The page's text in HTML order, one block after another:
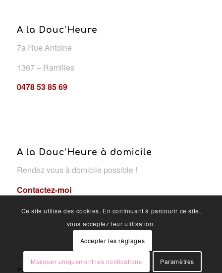
A la Douc’Heure
7a Rue Antoine
1367 – Ramilies
0478 53 85 69
A la Douc’Heure à domicile
Rendez vous à domicile possible !
Contactez-moi
Politique de confidentialité
Ce site utilise des cookies. En continuant à parcourir ce site,
vous acceptez leur utilisation.
Accepter les réglages
Masquer uniquement les notifications Paramètres